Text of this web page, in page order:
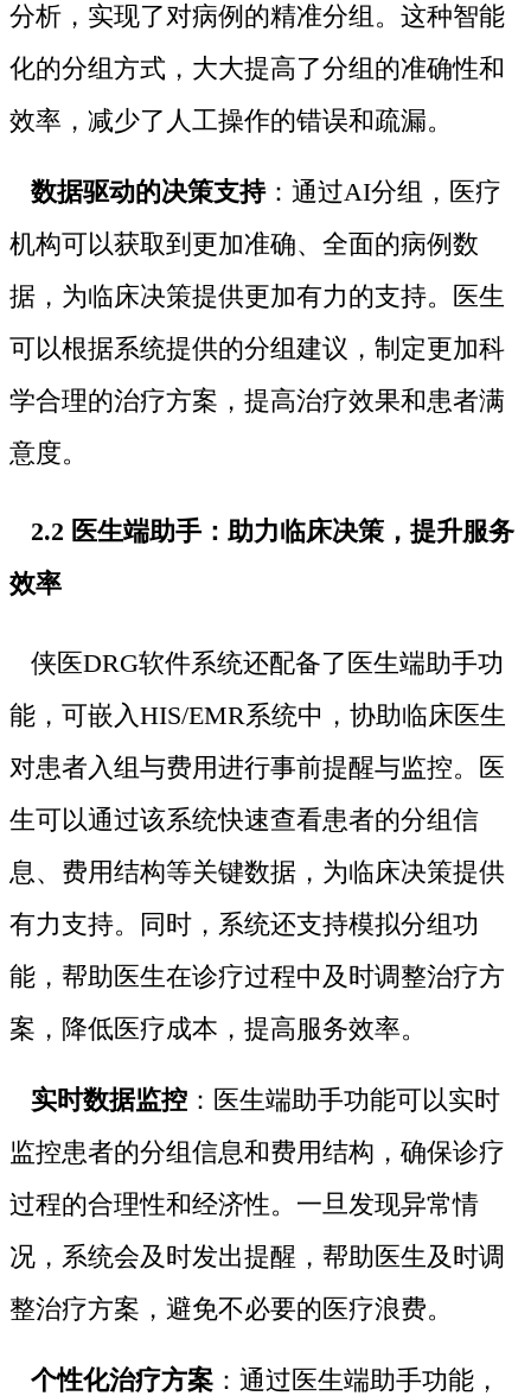
分析，实现了对病例的精准分组。这种智能
化的分组方式，大大提高了分组的准确性和
效率，减少了人工操作的错误和疏漏。
数据驱动的决策支持：通过AI分组，医疗
机构可以获取到更加准确、全面的病例数
据，为临床决策提供更加有力的支持。医生
可以根据系统提供的分组建议，制定更加科
学合理的治疗方案，提高治疗效果和患者满
意度。
2.2 医生端助手：助力临床决策，提升服务
效率
侠医DRG软件系统还配备了医生端助手功
能，可嵌入HIS/EMR系统中，协助临床医生
对患者入组与费用进行事前提醒与监控。医
生可以通过该系统快速查看患者的分组信
息、费用结构等关键数据，为临床决策提供
有力支持。同时，系统还支持模拟分组功
能，帮助医生在诊疗过程中及时调整治疗方
案，降低医疗成本，提高服务效率。
实时数据监控 ：医生端助手功能可以实时
监控患者的分组信息和费用结构，确保诊疗
过程的合理性和经济性。一旦发现异常情
况，系统会及时发出提醒，帮助医生及时调
整治疗方案，避免不必要的医疗浪费。
个性化治疗方案 ：通过医生端助手功能，